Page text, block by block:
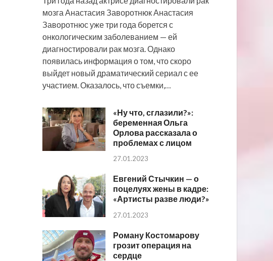
мозга Анастасия Заворотнюк Анастасия
Заворотнюс уже три года борется с
онкологическим заболеванием — ей
диагностировали рак мозга. Однако
появилась информация о том, что скоро
выйдет новый драматический сериал с ее
участием. Оказалось, что съемки,…
«Ну что, сглазили?»:
беременная Ольга
Орлова рассказала о
проблемах с лицом
27.01.2023
Евгений Стычкин — о
поцелуях жены в кадре:
«Артисты разве люди?»
27.01.2023
Роману Костомарову
грозит операция на
сердце